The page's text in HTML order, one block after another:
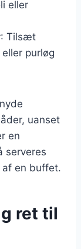
eller
: Tilsæt
purløg
uanset
en
serveres
af en buffet.
ret til